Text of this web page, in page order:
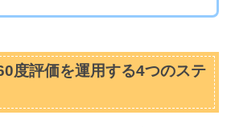
度評価を運用する4つのステ